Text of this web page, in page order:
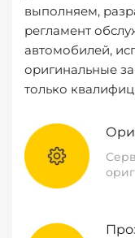
выполняем,
регламент
автомобилей,
оригинальные
только